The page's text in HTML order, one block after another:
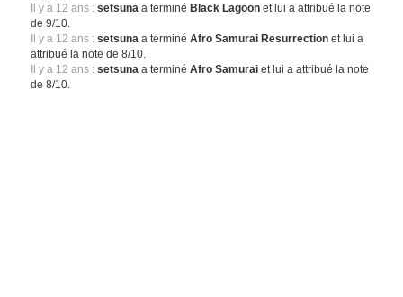
Il y a 12 ans : setsuna a terminé Black Lagoon et lui a attribué la note
de 9/10.
Il y a 12 ans : setsuna a terminéAfro Samurai Resurrection et lui a
attribué la note de 8/10.
Il y a 12 ans : setsuna a terminéAfro Samurai et lui a attribué la note
de 8/10.